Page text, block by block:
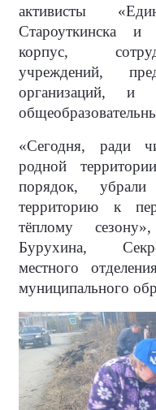
активисты
Староуткинска и
корпус,
учреждений,
организаций, и
«Сегодня, ради
родной
порядок,
территорию к
тёплому
Бурухина,
местного
муниципального